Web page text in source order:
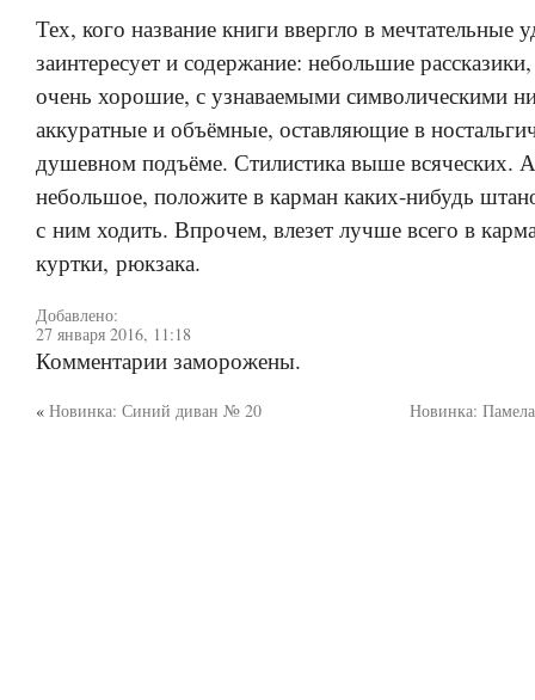
Тех, кого название книги ввергло в мечтательные
заинтересует и содержание: небольшие
очень хорошие, с узнаваемыми символическими
аккуратные и объёмные, оставляющие в
душевном подъёме. Стилистика выше всяческих.
небольшое, положите в карман каких-нибудь
с ним ходить. Впрочем, влезет лучше всего в
куртки, рюкзака.
Добавлено:
27 января 2016, 11:18
Комментарии заморожены.
« Новинка: Синий диван № 20 Новинка: